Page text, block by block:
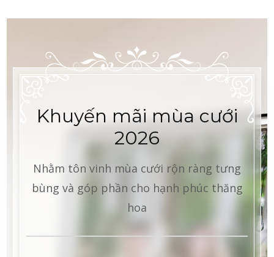
Khuyến mãi mùa cưới
2026
Nhằm tôn vinh mùa cưới rộn ràng tưng
bùng và góp phần cho hạnh phúc thăng
hoa